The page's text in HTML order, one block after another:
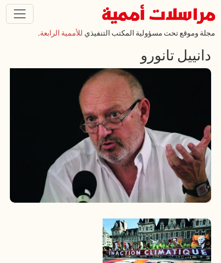
تجاوز إلى المحتوى الرئيسي
مجلة وموقع تحت مسؤولية المكتب التنفيذي للأممية الرابعة.
دانييل تانورو